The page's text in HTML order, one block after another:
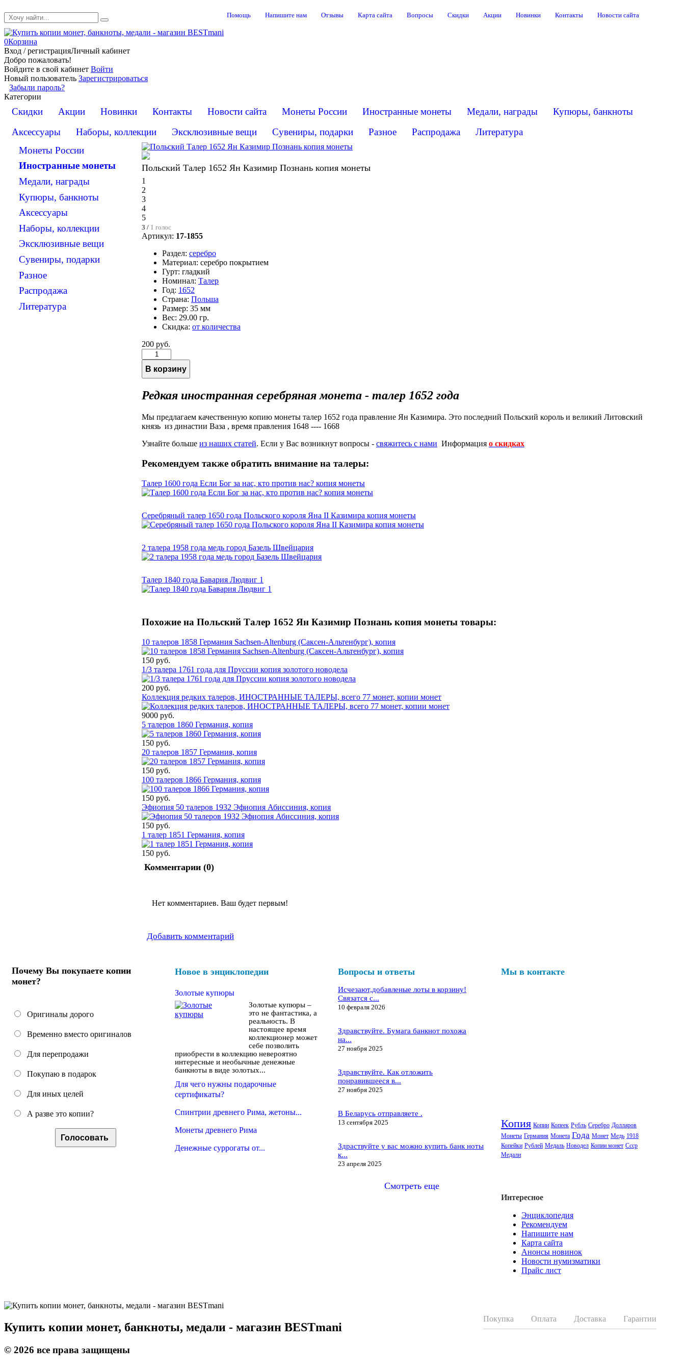
Помощь Напишите нам Отзывы Карта сайта Вопросы Скидки Акции Новинки Контакты Новости сайта
0Корзина
Вход / регистрацияЛичный кабинет
Добро пожаловать!
Войдите в свой кабинет Войти
Новый пользователь Зарегистрироваться
Забыли пароль?
Категории
Скидки Акции Новинки Контакты Новости сайта Монеты России Иностранные монеты Медали, награды
Купюры, банкноты
Аксессуары
Наборы, коллекции Эксклюзивные вещи Сувениры, подарки Разное Распродажа Литература
Польский Талер 1652 Ян Казимир Познань копия монеты
1
2
3
4
5
3 / 1 голос
Артикул: 17-1855
Раздел: серебро
Материал: серебро покрытием
Гурт: гладкий
Номинал: Талер
Год: 1652
Страна: Польша
Размер: 35 мм
Вес: 29.00 гр.
Скидка: от количества
200 руб.
Редкая иностранная серебряная монета - талер 1652 года
Мы предлагаем качественную копию монеты талер 1652 года правление Ян Казимира. Это последний Польский король и великий Литовский
князь из династии Ваза , время правления 1648 ---- 1668
Узнайте больше из наших статей. Если у Вас возникнут вопросы - свяжитесь с нами Информация о скидках
Рекомендуем также обратить внимание на талеры:
Талер 1600 года Если Бог за нас, кто против нас? копия монеты
Серебряный талер 1650 года Польского короля Яна II Казимира копия монеты
2 талера 1958 года медь город Базель Швейцария
Талер 1840 года Бавария Людвиг 1
Похожие на Польский Талер 1652 Ян Казимир Познань копия монеты товары:
10 талеров 1858 Германия Sachsen-Altenburg (Саксен-Альтенбург), копия
150 руб.
1/3 талера 1761 года для Пруссии копия золотого новодела
200 руб.
Коллекция редких талеров, ИНОСТРАННЫЕ ТАЛЕРЫ, всего 77 монет, копии монет
9000 руб.
5 талеров 1860 Германия, копия
150 руб.
20 талеров 1857 Германия, копия
150 руб.
100 талеров 1866 Германия, копия
150 руб.
Эфиопия 50 талеров 1932 Эфиопия Абиссиния, копия
150 руб.
1 талер 1851 Германия, копия
150 руб.
Комментарии (0)
Нет комментариев. Ваш будет первым!
Добавить комментарий
Монеты России
Иностранные монеты
Медали, награды
Купюры, банкноты
Аксессуары
Наборы, коллекции
Эксклюзивные вещи
Сувениры, подарки
Разное
Распродажа
Литература
Почему Вы покупаете копии
монет?
Оригиналы дорого
Временно вместо оригиналов
Для перепродажи
Покупаю в подарок
Для иных целей
А разве это копии?
Новое в энциклопедии
Золотые купюры
Золотые купюры –
это не фантастика, а
реальность. В
настоящее время
коллекционер может
себе позволить
приобрести в коллекцию невероятно
интересные и необычные денежные
банкноты в виде золотых...
​Для чего нужны подарочные
сертификаты?
Спинтрии древнего Рима, жетоны...
Монеты древнего Рима
Денежные суррогаты от...
Вопросы и ответы
Исчезают,добавленые лоты в корзину!
Связатся с...
10 февраля 2026
Здравствуйте. Бумага банкнот похожа
на...
27 ноября 2025
Здравствуйте. Как отложить
понравившееся в...
27 ноября 2025
В Беларусь отправляете .
13 сентября 2025
Здраствуйте у вас можно купить банк ноты
к...
23 апреля 2025
Смотреть еще
Мы в контакте
Копия Копии Копеек Рубль Серебро Долларов
Монеты Германия Монета Года Монет Медь 1918
Копейки Рублей Медаль Новодел Копии монет Ссср
Медали
Интересное
Энциклопедия
Рекомендуем
Напишите нам
Карта сайта
Анонсы новинок
Новости нумизматики
Прайс лист
Покупка Оплата Доставка Гарантии
Купить копии монет, банкноты, медали - магазин BESTmani
© 2026 все права защищены